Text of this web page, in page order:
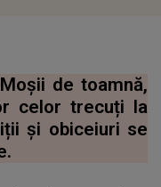
de toamnă,
celor trecuți la
și obiceiuri se